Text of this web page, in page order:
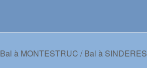
Bal à MONTESTRUC / Bal à SINDERES